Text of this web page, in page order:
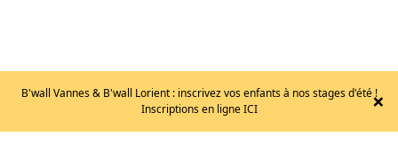
B'wall Vannes & B'wall Lorient : inscrivez vos enfants à nos stages d'été !
Inscriptions en ligne ICI
×